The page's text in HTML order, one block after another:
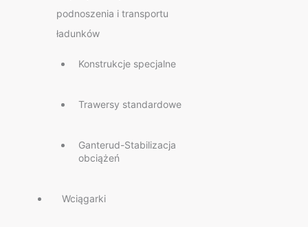
podnoszenia i transportu
ładunków
Konstrukcje specjalne
Trawersy standardowe
Ganterud-Stabilizacja
obciążeń
Wciągarki